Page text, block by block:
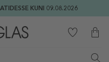
KUNI 09.08.2026